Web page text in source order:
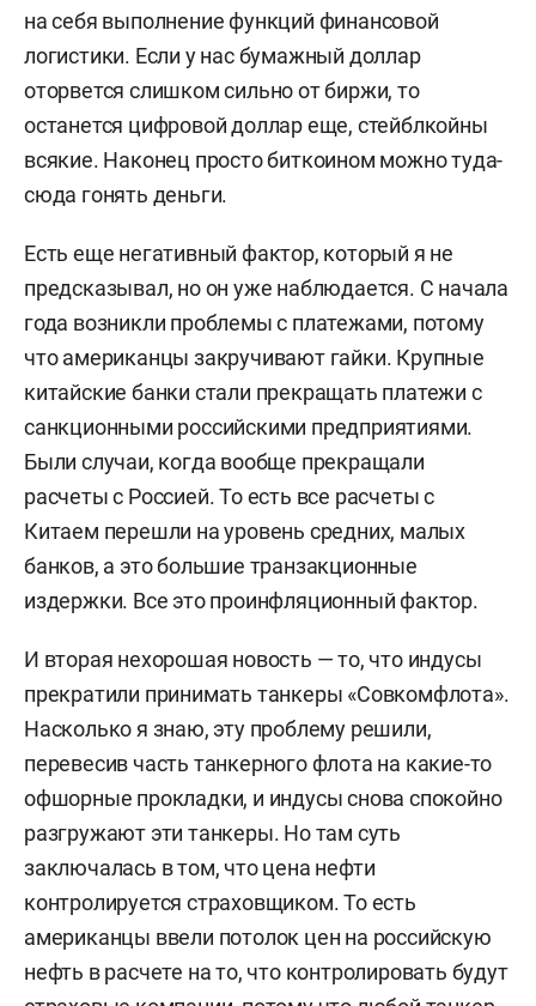
на себя выполнение функций финансовой
логистики. Если у нас бумажный доллар
оторвется слишком сильно от биржи, то
останется цифровой доллар еще, стейблкойны
всякие. Наконец просто биткоином можно туда-
сюда гонять деньги.
Есть еще негативный фактор, который я не
предсказывал, но он уже наблюдается. С начала
года возникли проблемы с платежами, потому
что американцы закручивают гайки. Крупные
китайские банки стали прекращать платежи с
санкционными российскими предприятиями.
Были случаи, когда вообще прекращали
расчеты с Россией. То есть все расчеты с
Китаем перешли на уровень средних, малых
банков, а это большие транзакционные
издержки. Все это проинфляционный фактор.
И вторая нехорошая новость — то, что индусы
прекратили принимать танкеры «Совкомфлота».
Насколько я знаю, эту проблему решили,
перевесив часть танкерного флота на какие-то
офшорные прокладки, и индусы снова спокойно
разгружают эти танкеры. Но там суть
заключалась в том, что цена нефти
контролируется страховщиком. То есть
американцы ввели потолок цен на российскую
нефть в расчете на то, что контролировать будут